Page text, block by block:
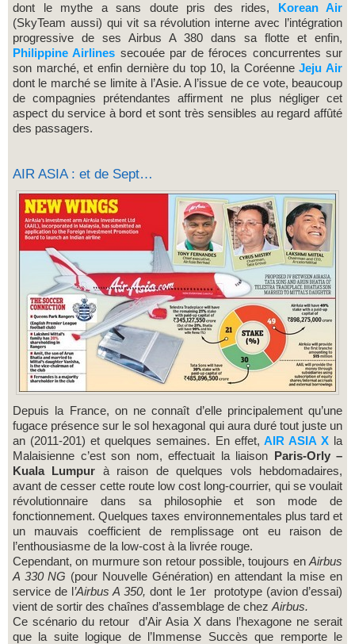
dont le mythe a sans doute pris des rides, Korean Air
(SkyTeam aussi) qui vit sa révolution interne avec l’intégration
progressive de ses Airbus A 380 dans sa flotte et enfin,
Philippine Airlines secouée par de féroces concurrentes sur
son marché, et enfin dernière du top 10, la CoréenneJeju Air
dont le marché se limite à l’Asie. A l’issue de ce vote, beaucoup
de compagnies prétendantes affirment ne plus négliger cet
aspect du service à bord et sont très sensibles au regard affûté
des passagers.
AIR ASIA : et de Sept…
Depuis la France, on ne connaît d’elle principalement qu’une
fugace présence sur le sol hexagonal qui aura duré tout juste un
an (2011-201) et quelques semaines. En effet, AIR ASIA X la
Malaisienne c’est son nom, effectuait la liaison Paris-Orly –
Kuala Lumpur à raison de quelques vols hebdomadaires,
avant de cesser cette route low cost long-courrier, qui se voulait
révolutionnaire dans sa philosophie et son mode de
fonctionnement. Quelques taxes environnementales plus tard et
un mauvais coefficient de remplissage ont eu raison de
l’enthousiasme de la low-cost à la livrée rouge.
Cependant, on murmure son retour possible, toujours en Airbus
A 330 NG (pour Nouvelle Génération) en attendant la mise en
service de l’Airbus A 350, dont le 1er prototype (avion d’essai)
vient de sortir des chaînes d’assemblage de chez Airbus.
Ce scénario du retour d’Air Asia X dans l’hexagone ne serait
que la suite logique de l’Immense Succès que remporte le